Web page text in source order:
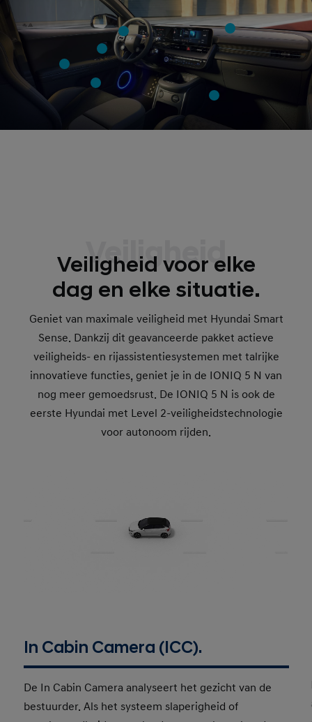
Veiligheid
Veiligheid voor elke
dag en elke situatie.
Geniet van maximale veiligheid met Hyundai Smart
Sense. Dankzij dit geavanceerde pakket actieve
veiligheids- en rijassistentiesystemen met talrijke
innovatieve functies, geniet je in de IONIQ 5 N van
nog meer gemoedsrust. De IONIQ 5 N is ook de
eerste Hyundai met Level 2-veiligheidstechnologie
voor autonoom rijden.
In Cabin Camera (ICC).
De In Cabin Camera analyseert het gezicht van de
bestuurder. Als het systeem slaperigheid of